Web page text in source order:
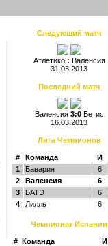
Следующий матч
Атлетико: Валенсия
31.03.2013
Последний матч
Валенсия3:0 Бетис
16.03.2013
Лига Чемпионов
# Команда И
1
Бавария 6
2
Валенсия 6
3
БАТЭ 6
4
Лилль 6
Чемпионат Испании
# Команда И